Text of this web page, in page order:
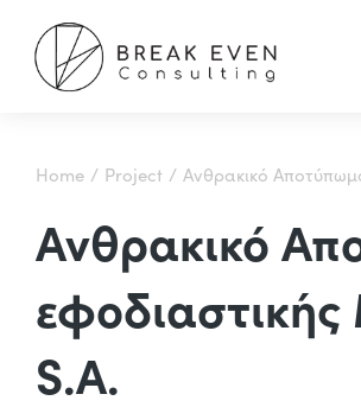
You are here:
Home Project Ανθρακικό
Ανθρακικό
S.A.